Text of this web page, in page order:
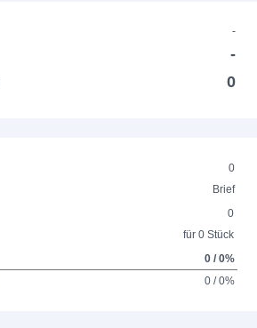
-
-
0
0
Brief
0
für 0 Stück
0 / 0%
0 / 0%